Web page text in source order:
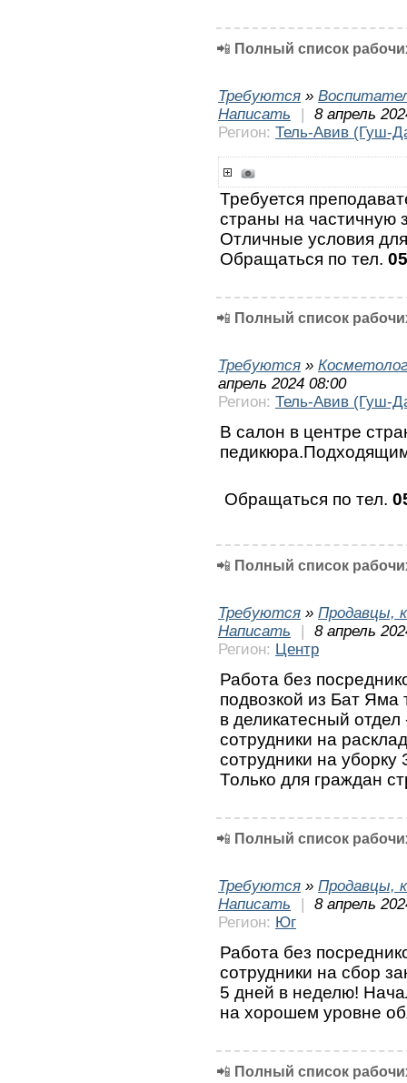
📲 Полный список
Требуются »
Написать
|
8 апрель
Регион: Тель-Авив (Гуш-
Требуется
страны на частичную
Отличные условия
Обращаться по тел.
📲 Полный список
Требуются »
апрель 2024 08:00
Регион: Тель-Авив (Гуш-
В салон в центре
Обращаться по тел.
📲 Полный список
Требуются » Продавцы,
Написать
|
8 апрель
Регион: Центр
Работа без
подвозкой из Бат Яма
в деликатесный отдел
сотрудники на
сотрудники на
Только для граждан
📲 Полный список
Требуются » Продавцы,
Написать
|
8 апрель
Регион: Юг
Работа без
сотрудники на сбор
5 дней в неделю!
на хорошем уровне
📲 Полный список